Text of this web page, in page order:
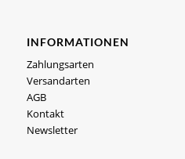
INFORMATIONEN
Zahlungsarten
Versandarten
AGB
Kontakt
Newsletter